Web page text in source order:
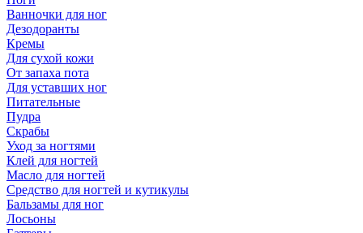
Ванночки для ног
Дезодоранты
Кремы
Для сухой кожи
От запаха пота
Для уставших ног
Питательные
Пудра
Скрабы
Уход за ногтями
Клей для ногтей
Масло для ногтей
Средство для ногтей и кутикулы
Бальзамы для ног
Лосьоны